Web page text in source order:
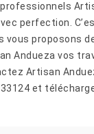
perfection.
vous proposons
Andueza vos
Artisan
et